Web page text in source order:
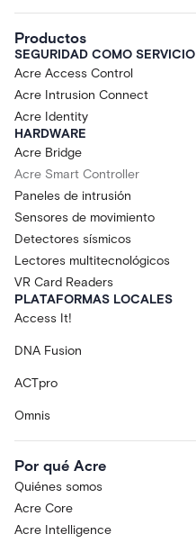
Productos
SEGURIDAD COMO SERVICIO
Acre Access Control
Acre Intrusion Connect
Acre Identity
HARDWARE
Acre Bridge
Acre Smart Controller
Paneles de intrusión
Sensores de movimiento
Detectores sísmicos
Lectores multitecnológicos
VR Card Readers
PLATAFORMAS LOCALES
Access It!
DNA Fusion
ACTpro
Omnis
Por qué Acre
Quiénes somos
Acre Core
Acre Intelligence